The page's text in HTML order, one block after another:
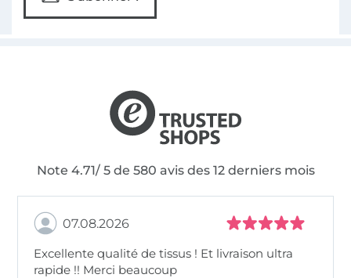
Note 4.71/ 5 de 580 avis des 12 derniers mois
07.08.2026
Excellente qualité de tissus ! Et livraison ultra
rapide !! Merci beaucoup